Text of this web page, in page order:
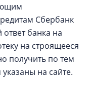
Сбербанк
банка на
на строящееся
получить по тем
на сайте.